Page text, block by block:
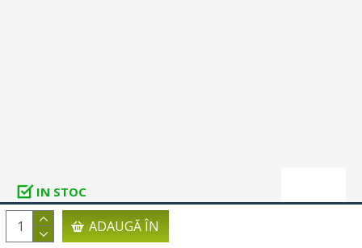
IN STOC
COD PRODUS:4021851436806
ADAUGĂ ÎN